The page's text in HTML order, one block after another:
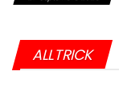
aux USA
ALLTRICK